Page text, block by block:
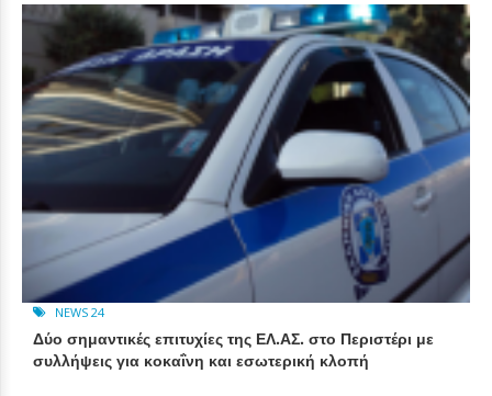
NEWS 24
Δύο σημαντικές επιτυχίες της ΕΛ.ΑΣ. στο Περιστέρι με
συλλήψεις για κοκαΐνη και εσωτερική κλοπή